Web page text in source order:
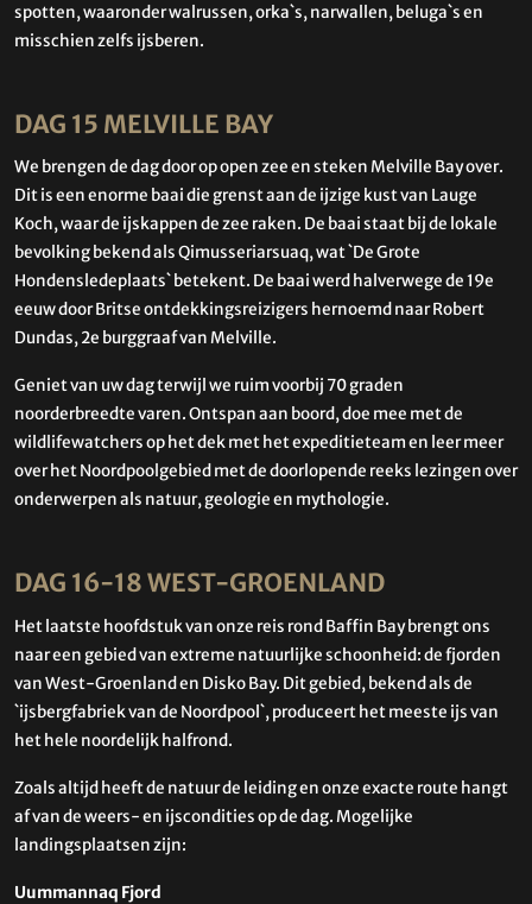
spotten, waaronder walrussen, orka`s, narwallen, beluga`s en
misschien zelfs ijsberen.
DAG 15 MELVILLE BAY
We brengen de dag door op open zee en steken Melville Bay over.
Dit is een enorme baai die grenst aan de ijzige kust van Lauge
Koch, waar de ijskappen de zee raken. De baai staat bij de lokale
bevolking bekend als Qimusseriarsuaq, wat `De Grote
Hondensledeplaats` betekent. De baai werd halverwege de 19e
eeuw door Britse ontdekkingsreizigers hernoemd naar Robert
Dundas, 2e burggraaf van Melville.
Geniet van uw dag terwijl we ruim voorbij 70 graden
noorderbreedte varen. Ontspan aan boord, doe mee met de
wildlifewatchers op het dek met het expeditieteam en leer meer
over het Noordpoolgebied met de doorlopende reeks lezingen over
onderwerpen als natuur, geologie en mythologie.
DAG 16-18 WEST-GROENLAND
Het laatste hoofdstuk van onze reis rond Baffin Bay brengt ons
naar een gebied van extreme natuurlijke schoonheid: de fjorden
van West-Groenland en Disko Bay. Dit gebied, bekend als de
`ijsbergfabriek van de Noordpool`, produceert het meeste ijs van
het hele noordelijk halfrond.
Zoals altijd heeft de natuur de leiding en onze exacte route hangt
af van de weers- en ijscondities op de dag. Mogelijke
landingsplaatsen zijn:
Uummannaq Fjord